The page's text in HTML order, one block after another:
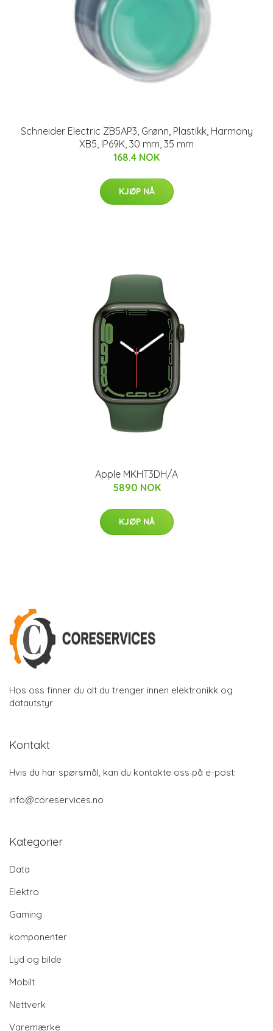
Schneider Electric ZB5AP3, Grønn, Plastikk, Harmony
XB5, IP69K, 30 mm, 35 mm
168.4 NOK
KJØP NÅ
Apple MKHT3DH/A
5890 NOK
KJØP NÅ
Hos oss finner du alt du trenger innen elektronikk og
datautstyr
Kontakt
Hvis du har spørsmål, kan du kontakte oss på e-post:
info@coreservices.no
Kategorier
Data
Elektro
Gaming
komponenter
Lyd og bilde
Mobilt
Nettverk
Varemærke